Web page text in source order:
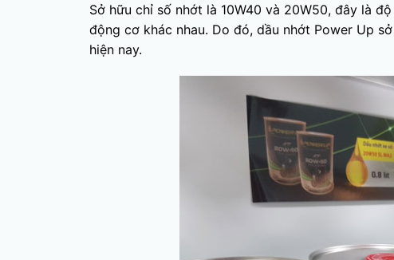
Sở hữu chỉ số nhớt là 10W40 và 20W50, đây là
động cơ khác nhau. Do đó, dầu nhớt Power Up
hiện nay.